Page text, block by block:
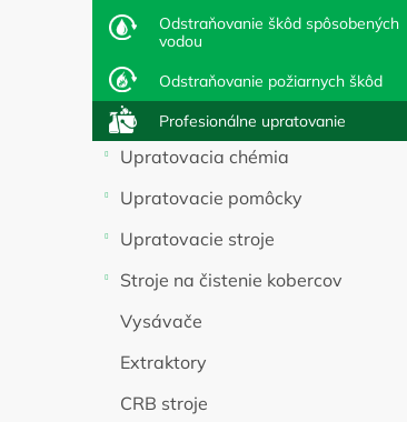
Odstraňovanie škôd spôsobených
vodou
Odstraňovanie požiarnych škôd
Profesionálne upratovanie
Upratovacia chémia
Upratovacie pomôcky
Upratovacie stroje
Stroje na čistenie kobercov
Vysávače
Extraktory
CRB stroje